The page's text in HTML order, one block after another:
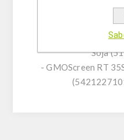
- GMOQuant (LR)
- GMOQuant
Soja
- GMOScreen RT